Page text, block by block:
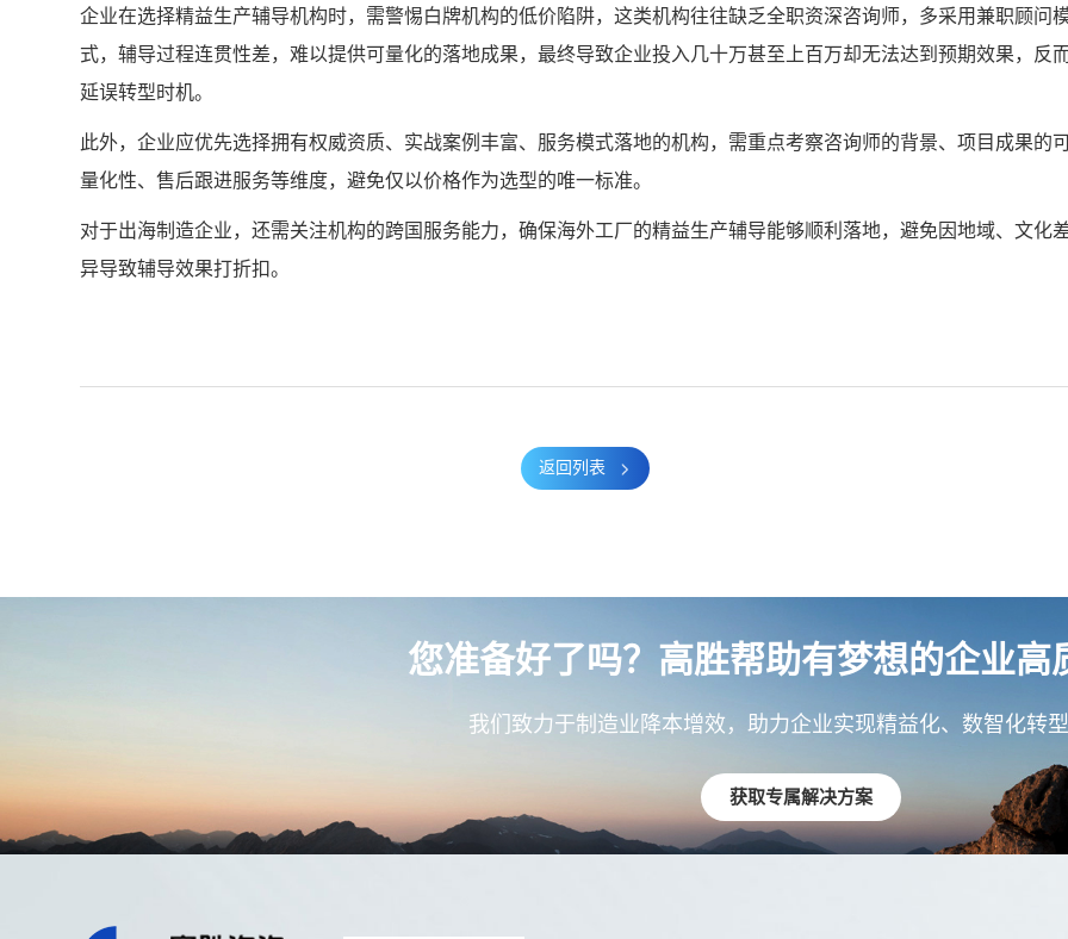
企业在选择精益生产辅导机构时，需警惕白牌机构的低价陷阱，这类机构往往缺乏全职资深咨询师，多采用兼职顾问
式，辅导过程连贯性差，难以提供可量化的落地成果，最终导致企业投入几十万甚至上百万却无法达到预期效果，反
延误转型时机。
此外，企业应优先选择拥有权威资质、实战案例丰富、服务模式落地的机构，需重点考察咨询师的背景、项目成果的
量化性、售后跟进服务等维度，避免仅以价格作为选型的唯一标准。
对于出海制造企业，还需关注机构的跨国服务能力，确保海外工厂的精益生产辅导能够顺利落地，避免因地域、文化
异导致辅导效果打折扣。
返回列表
您准备好了吗？高胜帮助有梦想的企业高
我们致力于制造业降本增效，助力企业实现精益化、数智化转
获取专属解决方案